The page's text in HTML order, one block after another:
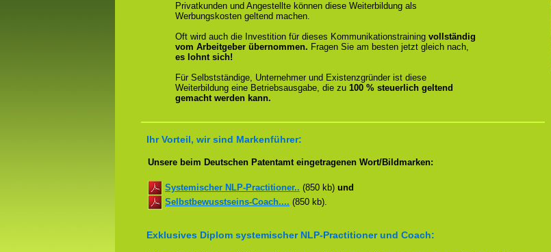
Privatkunden und Angestellte können diese Weiterbildung als
Werbungskosten geltend machen.
Oft wird auch die Investition für dieses Kommunikationstraining vollständig
vom Arbeitgeber übernommen. Fragen Sie am besten jetzt gleich nach,
es lohnt sich!
Für Selbstständige, Unternehmer und Existenzgründer ist diese
Weiterbildung eine Betriebsausgabe, die zu 100 % steuerlich geltend
gemacht werden kann.
Ihr Vorteil, wir sind Markenführer:
Unsere beim Deutschen Patentamt eingetragenen Wort/Bildmarken:
Systemischer NLP-Practitioner.. (850 kb) und
Selbstbewusstseins-Coach.... (850 kb).
Exklusives Diplom systemischer NLP-Practitioner und Coach: